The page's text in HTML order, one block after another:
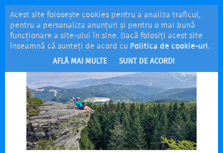
Acest site folosește cookies pentru a analiza traficul,
pentru a personaliza anunțuri și pentru o mai bună
funcționare a site-ului în sine. Dacă folosiți acest site
înseamnă că sunteți de acord cu Politica de cookie-uri.
AFLĂ MAI MULTE SUNT DE ACORD!
MENU